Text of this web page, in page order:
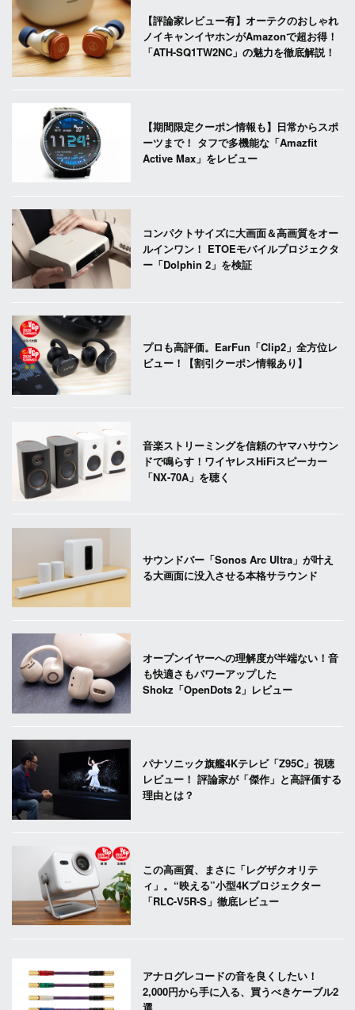
【評論家レビュー有】オーテクのおしゃれ
ノイキャンイヤホンがAmazonで超お得！
「ATH-SQ1TW2NC」の魅力を徹底解説！
【期間限定クーポン情報も】日常からスポ
ーツまで！ タフで多機能な「Amazfit
Active Max」をレビュー
コンパクトサイズに大画面＆高画質をオー
ルインワン！ ETOEモバイルプロジェクタ
ー「Dolphin 2」を検証
プロも高評価。EarFun「Clip2」全方位レ
ビュー！【割引クーポン情報あり】
音楽ストリーミングを信頼のヤマハサウン
ドで鳴らす！ワイヤレスHiFiスピーカー
「NX-70A」を聴く
サウンドバー「Sonos Arc Ultra」が叶え
る大画面に没入させる本格サラウンド
オープンイヤーへの理解度が半端ない！音
も快適さもパワーアップした
Shokz「OpenDots 2」レビュー
パナソニック旗艦4Kテレビ「Z95C」視聴
レビュー！ 評論家が「傑作」と高評価する
理由とは？
この高画質、まさに「レグザクオリテ
ィ」。“映える”小型4Kプロジェクター
「RLC-V5R-S」徹底レビュー
アナログレコードの音を良くしたい！
2,000円から手に入る、買うべきケーブル2